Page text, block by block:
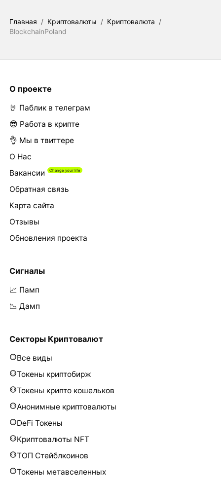
Главная / Криптовалюты / Криптовалюта /
BlockchainPoland
О проекте
🤘 Паблик в телеграм
😎 Работа в крипте
👌 Мы в твиттере
О Нас
Вакансии
Обратная связь
Карта сайта
Отзывы
Обновления проекта
Сигналы
📈 Памп
📉 Дамп
Секторы Криптовалют
Все виды
Токены криптобирж
Токены крипто кошельков
Анонимные криптовалюты
DeFi Токены
Криптовалюты NFT
ТОП Стейблкоинов
Токены метавселенных